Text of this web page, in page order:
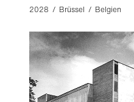
2028 / Brüssel / Belgien